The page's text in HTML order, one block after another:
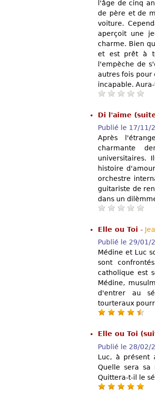
l'âge de cinq
de père et de
voiture.
aperçoit une
charme. Bien
et est prêt à
l'empèche de
autres fois pour
incapable.
Di l'aime
Publié le 17/11/
Après
charmante
universitaires.
histoire
orchestre
guitariste de
dans un
Elle ou Toi -
Publié le 29/01/
Médine et Luc
sont
catholique est
Médine,
d'entrer au
tourteraux
Elle ou Toi
Publié le 28/02/
Luc, à présent
Quelle sera sa
Quittera-t-il le